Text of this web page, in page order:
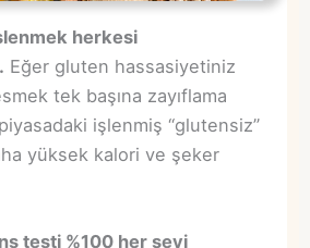
herkesi
Eğer gluten hassasiyetiniz
tek başına zayıflama
işlenmiş “glutensiz”
yüksek kalori ve şeker
testi %100 her şeyi